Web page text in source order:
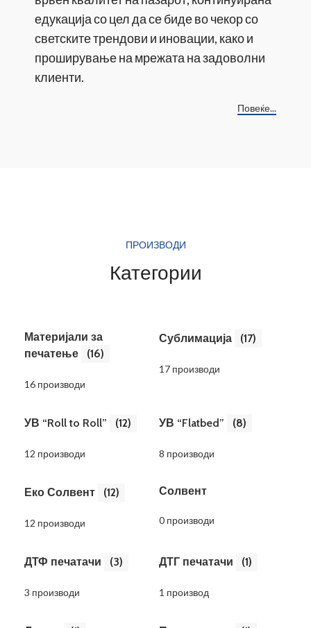
едукација со цел да се биде во чекор со
светските трендови и иновации, како и
проширување на мрежата на задоволни
клиенти.
Повеќе...
ПРОИЗВОДИ
Категории
Материјали за
печатење
(16)
16 производи
Сублимација (17)
17 производи
УВ “Roll to Roll” (12)
12 производи
УВ “Flatbed” (8)
8 производи
Еко Солвент (12)
12 производи
Солвент
0 производи
ДТФ печатачи (3)
3 производи
ДТГ печатачи (1)
1 производ